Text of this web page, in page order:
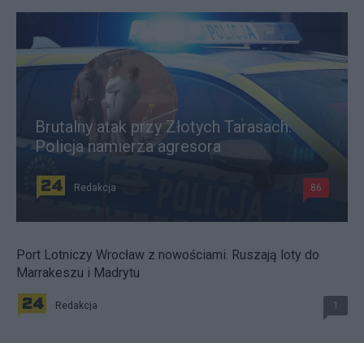
Brutalny atak przy Złotych Tarasach.
Policja namierza agresora
Redakcja 86
Port Lotniczy Wrocław z nowościami. Ruszają loty do
Marrakeszu i Madrytu
Redakcja 1